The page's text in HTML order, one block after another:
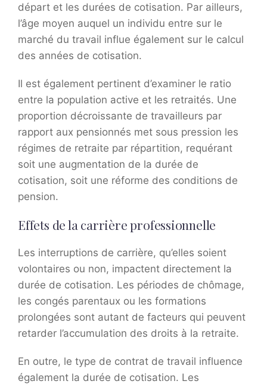
départ et les durées de cotisation. Par ailleurs,
l’âge moyen auquel un individu entre sur le
marché du travail influe également sur le calcul
des années de cotisation.
Il est également pertinent d’examiner le ratio
entre la population active et les retraités. Une
proportion décroissante de travailleurs par
rapport aux pensionnés met sous pression les
régimes de retraite par répartition, requérant
soit une augmentation de la durée de
cotisation, soit une réforme des conditions de
pension.
Effets de la carrière professionnelle
Les interruptions de carrière, qu’elles soient
volontaires ou non, impactent directement la
durée de cotisation. Les périodes de chômage,
les congés parentaux ou les formations
prolongées sont autant de facteurs qui peuvent
retarder l’accumulation des droits à la retraite.
En outre, le type de contrat de travail influence
également la durée de cotisation. Les